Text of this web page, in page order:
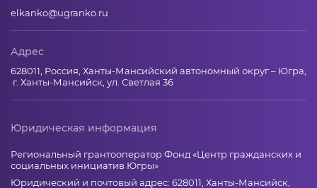
elkanko@ugranko.ru
Адрес
628011, Россия, Ханты-Мансийский автономный округ – Югра,
г. Ханты-Мансийск, ул. Светлая 36
Юридическая информация
Региональный грантооператор Фонд «Центр гражданских и
социальных инициатив Югры»
Юридический и почтовый адрес: 628011, Ханты-Мансийск,